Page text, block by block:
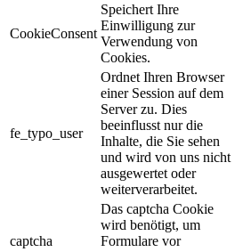
CookieConsent
Speichert Ihre
Einwilligung zur
Verwendung von
Cookies.
fe_typo_user
Ordnet Ihren Browser
einer Session auf dem
Server zu. Dies
beeinflusst nur die
Inhalte, die Sie sehen
und wird von uns nicht
ausgewertet oder
weiterverarbeitet.
captcha
Das captcha Cookie
wird benötigt, um
Formulare vor